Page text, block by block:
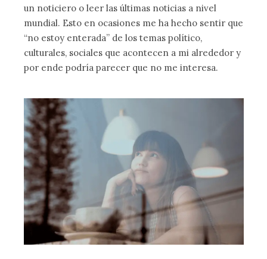
un noticiero o leer las últimas noticias a nivel
mundial. Esto en ocasiones me ha hecho sentir que
“no estoy enterada” de los temas político,
culturales, sociales que acontecen a mi alrededor y
por ende podría parecer que no me interesa.